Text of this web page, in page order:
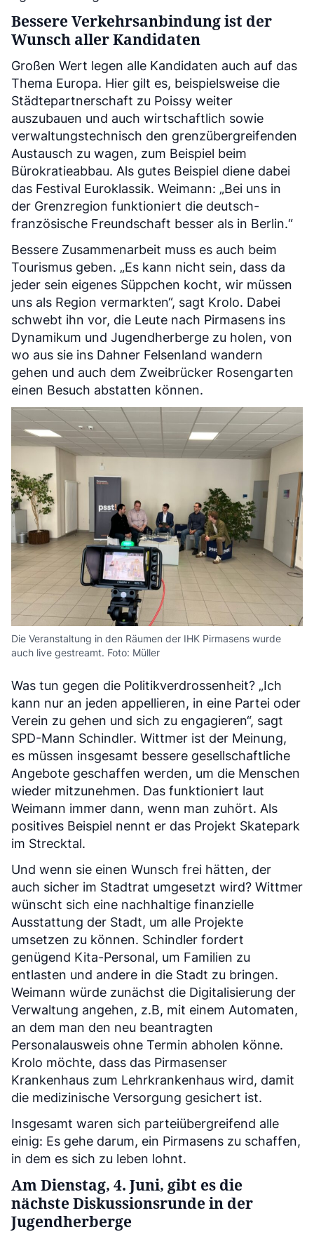
Bessere Verkehrsanbindung ist der
Wunsch aller Kandidaten
Großen Wert legen alle Kandidaten auch auf das
Thema Europa. Hier gilt es, beispielsweise die
Städtepartnerschaft zu Poissy weiter
auszubauen und auch wirtschaftlich sowie
verwaltungstechnisch den grenzübergreifenden
Austausch zu wagen, zum Beispiel beim
Bürokratieabbau. Als gutes Beispiel diene dabei
das Festival Euroklassik. Weimann: „Bei uns in
der Grenzregion funktioniert die deutsch-
französische Freundschaft besser als in Berlin.“
Bessere Zusammenarbeit muss es auch beim
Tourismus geben. „Es kann nicht sein, dass da
jeder sein eigenes Süppchen kocht, wir müssen
uns als Region vermarkten“, sagt Krolo. Dabei
schwebt ihn vor, die Leute nach Pirmasens ins
Dynamikum und Jugendherberge zu holen, von
wo aus sie ins Dahner Felsenland wandern
gehen und auch dem Zweibrücker Rosengarten
einen Besuch abstatten können.
Die Veranstaltung in den Räumen der IHK Pirmasens wurde
auch live gestreamt. Foto: Müller
Was tun gegen die Politikverdrossenheit? „Ich
kann nur an jeden appellieren, in eine Partei oder
Verein zu gehen und sich zu engagieren“, sagt
SPD-Mann Schindler. Wittmer ist der Meinung,
es müssen insgesamt bessere gesellschaftliche
Angebote geschaffen werden, um die Menschen
wieder mitzunehmen. Das funktioniert laut
Weimann immer dann, wenn man zuhört. Als
positives Beispiel nennt er das Projekt Skatepark
im Strecktal.
Und wenn sie einen Wunsch frei hätten, der
auch sicher im Stadtrat umgesetzt wird? Wittmer
wünscht sich eine nachhaltige finanzielle
Ausstattung der Stadt, um alle Projekte
umsetzen zu können. Schindler fordert
genügend Kita-Personal, um Familien zu
entlasten und andere in die Stadt zu bringen.
Weimann würde zunächst die Digitalisierung der
Verwaltung angehen, z.B, mit einem Automaten,
an dem man den neu beantragten
Personalausweis ohne Termin abholen könne.
Krolo möchte, dass das Pirmasenser
Krankenhaus zum Lehrkrankenhaus wird, damit
die medizinische Versorgung gesichert ist.
Insgesamt waren sich parteiübergreifend alle
einig: Es gehe darum, ein Pirmasens zu schaffen,
in dem es sich zu leben lohnt.
Am Dienstag, 4. Juni, gibt es die
nächste Diskussionsrunde in der
Jugendherberge